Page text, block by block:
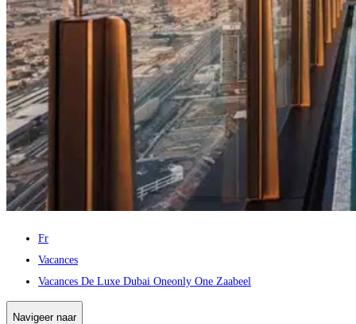
Fr
Vacances
Vacances De Luxe Dubai Oneonly One Zaabeel
Navigeer naar